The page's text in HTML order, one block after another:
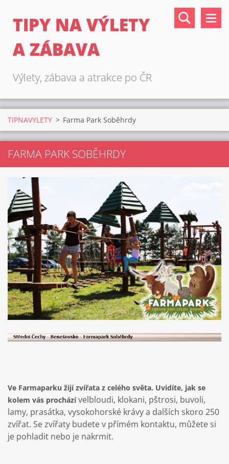
TIPY NA VÝLETY
A ZÁBAVA
Výlety, zábava a atrakce po ČR
TIPNAVYLETY > Farma Park Soběhrdy
FARMA PARK SOBĚHRDY
Ve Farmaparku žijí zvířata z celého světa. Uvidíte, jak se
kolem vás procházívelbloudi, klokani, pštrosi, buvoli,
lamy, prasátka, vysokohorské krávy a dalších skoro 250
zvířat. Se zvířaty budete v přímém kontaktu, můžete si
je pohladit nebo je nakrmit.